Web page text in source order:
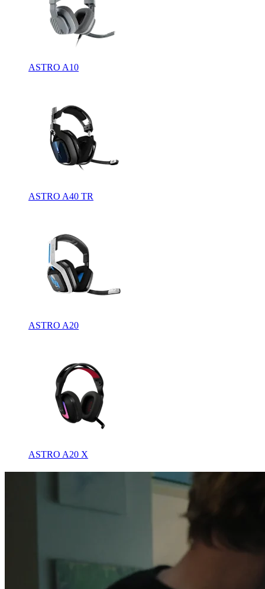
ASTRO A10
ASTRO A40 TR
ASTRO A20
ASTRO A20 X